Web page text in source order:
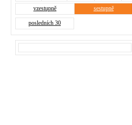
vzestupně sestupně
posledních 30